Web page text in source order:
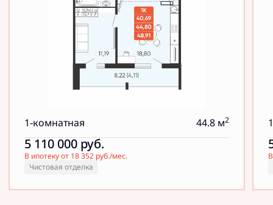
1-комнатная 44.8 м2
5 110 000 руб.
В ипотеку от 18 352 руб./мес.
Чистовая отделка